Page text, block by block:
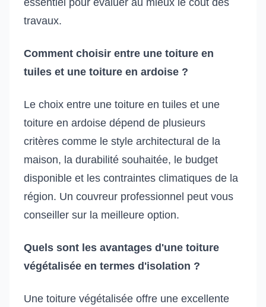
travaux.
Comment choisir entre une toiture en
tuiles et une toiture en ardoise ?
Le choix entre une toiture en tuiles et une
toiture en ardoise dépend de plusieurs
critères comme le style architectural de la
maison, la durabilité souhaitée, le budget
disponible et les contraintes climatiques de la
région. Un couvreur professionnel peut vous
conseiller sur la meilleure option.
Quels sont les avantages d'une toiture
végétalisée en termes d'isolation ?
Une toiture végétalisée offre une excellente